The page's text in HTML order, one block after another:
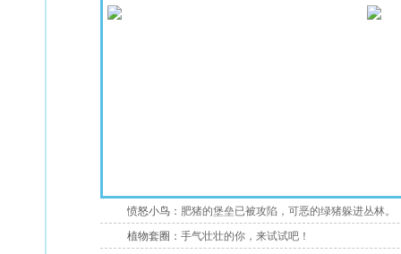
愤怒小鸟： 肥猪的堡垒已被攻陷，可恶的绿猪躲进丛林。
植物套圈： 手气壮壮的你，来试试吧！